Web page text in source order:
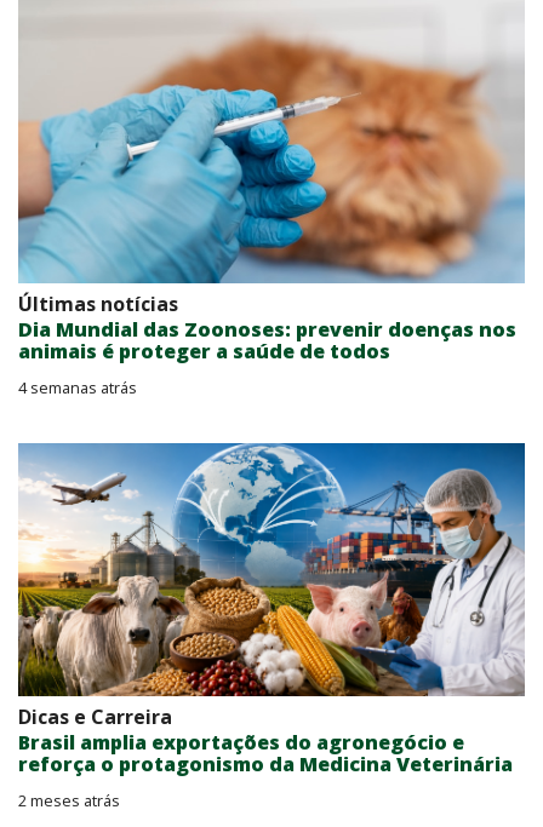
Últimas notícias
Dia Mundial das Zoonoses: prevenir doenças nos
animais é proteger a saúde de todos
4 semanas atrás
Dicas e Carreira
Brasil amplia exportações do agronegócio e
reforça o protagonismo da Medicina Veterinária
2 meses atrás